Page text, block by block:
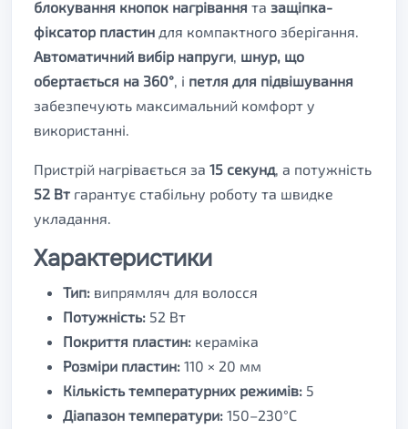
блокування кнопок нагрівання та защіпка-
фіксатор пластин для компактного зберігання.
Автоматичний вибір напруги, шнур, що
обертається на 360°, і петля для підвішування
забезпечують максимальний комфорт у
використанні.
Пристрій нагрівається за 15 секунд, а потужність
52 Вт гарантує стабільну роботу та швидке
укладання.
Характеристики
Тип: випрямляч для волосся
Потужність: 52 Вт
Покриття пластин: кераміка
Розміри пластин: 110 × 20 мм
Кількість температурних режимів: 5
Діапазон температури: 150–230°C